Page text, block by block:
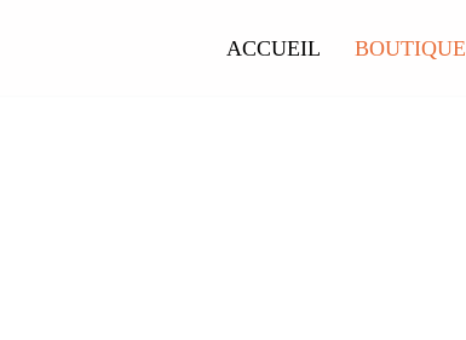
ACCUEIL BOUTIQUE